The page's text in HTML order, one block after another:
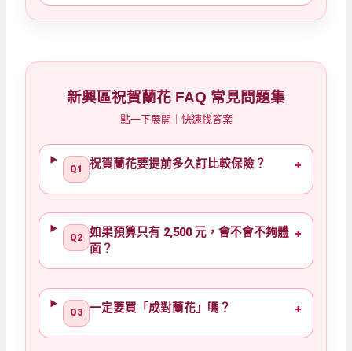
新興區祝賀蘭花 FAQ 常見問題集
點一下展開｜快速找答案
Q1 祝賀蘭花要提前多久訂比較保險？ +
Q2
如果預算只有 2,500 元，會不會不夠體
面？
+
Q3 一定要買「成對蘭花」嗎？ +